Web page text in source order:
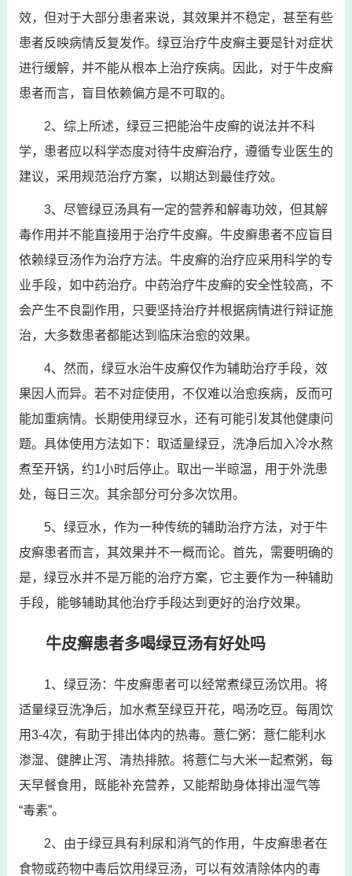
效，但对于大部分患者来说，其效果并不稳定，甚至有些
患者反映病情反复发作。绿豆治疗牛皮癣主要是针对症状
进行缓解，并不能从根本上治疗疾病。因此，对于牛皮癣
患者而言，盲目依赖偏方是不可取的。
2、综上所述，绿豆三把能治牛皮癣的说法并不科
学，患者应以科学态度对待牛皮癣治疗，遵循专业医生的
建议，采用规范治疗方案，以期达到最佳疗效。
3、尽管绿豆汤具有一定的营养和解毒功效，但其解
毒作用并不能直接用于治疗牛皮癣。牛皮癣患者不应盲目
依赖绿豆汤作为治疗方法。牛皮癣的治疗应采用科学的专
业手段，如中药治疗。中药治疗牛皮癣的安全性较高，不
会产生不良副作用，只要坚持治疗并根据病情进行辩证施
治，大多数患者都能达到临床治愈的效果。
4、然而，绿豆水治牛皮癣仅作为辅助治疗手段，效
果因人而异。若不对症使用，不仅难以治愈疾病，反而可
能加重病情。长期使用绿豆水，还有可能引发其他健康问
题。具体使用方法如下：取适量绿豆，洗净后加入冷水熬
煮至开锅，约1小时后停止。取出一半晾温，用于外洗患
处，每日三次。其余部分可分多次饮用。
5、绿豆水，作为一种传统的辅助治疗方法，对于牛
皮癣患者而言，其效果并不一概而论。首先，需要明确的
是，绿豆水并不是万能的治疗方案，它主要作为一种辅助
手段，能够辅助其他治疗手段达到更好的治疗效果。
牛皮癣患者多喝绿豆汤有好处吗
1、绿豆汤：牛皮癣患者可以经常煮绿豆汤饮用。将
适量绿豆洗净后，加水煮至绿豆开花，喝汤吃豆。每周饮
用3-4次，有助于排出体内的热毒。薏仁粥：薏仁能利水
渗湿、健脾止泻、清热排脓。将薏仁与大米一起煮粥，每
天早餐食用，既能补充营养，又能帮助身体排出湿气等
“毒素”。
2、由于绿豆具有利尿和消气的作用，牛皮癣患者在
食物或药物中毒后饮用绿豆汤，可以有效清除体内的毒